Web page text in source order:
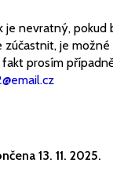
je nevratný, pokud
je
prosím
13. 11. 2025.